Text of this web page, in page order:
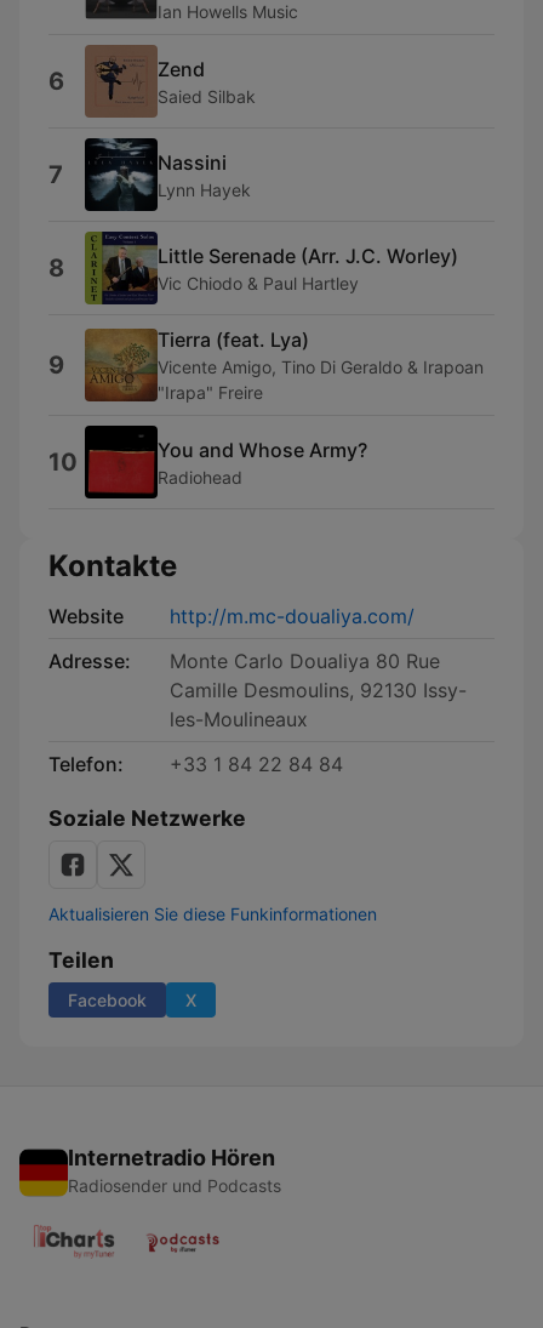
Ian Howells Music
6 Zend
Saied Silbak
7 Nassini
Lynn Hayek
8 Little Serenade (Arr. J.C. Worley)
Vic Chiodo & Paul Hartley
9
Tierra (feat. Lya)
Vicente Amigo, Tino Di Geraldo & Irapoan
"Irapa" Freire
10 You and Whose Army?
Radiohead
Kontakte
Website
http://m.mc-doualiya.com/
Adresse:
Monte Carlo Doualiya 80 Rue
Camille Desmoulins, 92130 Issy-
les-Moulineaux
Telefon:
+33 1 84 22 84 84
Soziale Netzwerke
Aktualisieren Sie diese Funkinformationen
Teilen
Facebook X
Internetradio Hören
Radiosender und Podcasts